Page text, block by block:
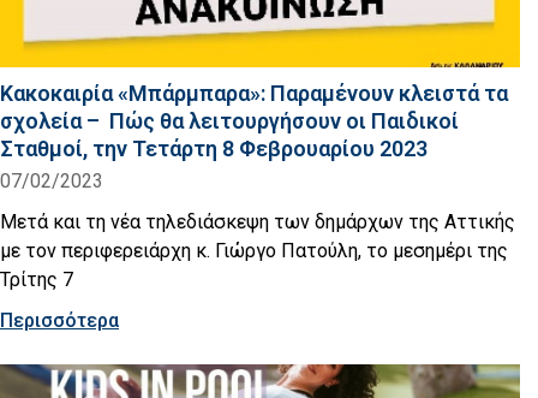
Κακοκαιρία «Μπάρμπαρα»: Παραμένουν κλειστά τα
σχολεία – Πώς θα λειτουργήσουν οι Παιδικοί
Σταθμοί, την Τετάρτη 8 Φεβρουαρίου 2023
07/02/2023
Μετά και τη νέα τηλεδιάσκεψη των δημάρχων της Αττικής
με τον περιφερειάρχη κ. Γιώργο Πατούλη, το μεσημέρι της
Τρίτης 7
Περισσότερα